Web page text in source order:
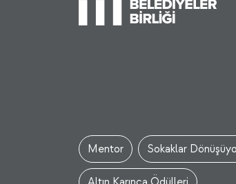
Mentor Sokaklar